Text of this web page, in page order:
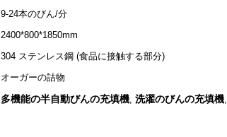
9-24本のびん/分
2400*800*1850mm
304 ステンレス鋼 (食品に接触する部分)
オーガーの詰物
多機能の半自動びんの充填機, 洗濯のびんの充填機,